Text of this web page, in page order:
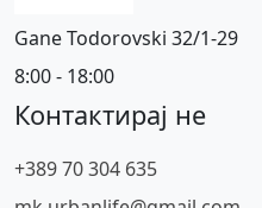
Gane Todorovski 32/1-29
8:00 - 18:00
Контактирај не
+389 70 304 635